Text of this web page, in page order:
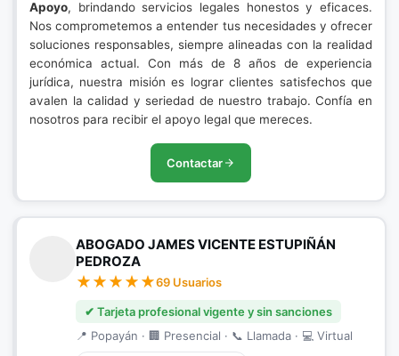
Apoyo, brindando servicios legales honestos y eficaces.
Nos comprometemos a entender tus necesidades y ofrecer
soluciones responsables, siempre alineadas con la realidad
económica actual. Con más de 8 años de experiencia
jurídica, nuestra misión es lograr clientes satisfechos que
avalen la calidad y seriedad de nuestro trabajo. Confía en
nosotros para recibir el apoyo legal que mereces.
Contactar
ABOGADO JAMES VICENTE ESTUPIÑÁN
PEDROZA
69 Usuarios
✔ Tarjeta profesional vigente y sin sanciones
📍 Popayán · 🏢 Presencial · 📞 Llamada · 💻 Virtual